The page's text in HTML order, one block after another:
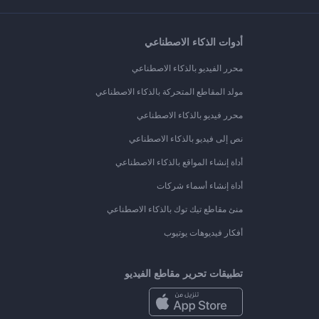
أدوات الذكاء الاصطناعي
محرر الفيديو بالذكاء الاصطناعي
مولد المقاطع المتحركة بالذكاء الاصطناعي
محرر فيديو بالذكاء الاصطناعي
نص إلى فيديو بالذكاء الاصطناعي
أداة إنشاء المواقع بالذكاء الاصطناعي
أداة إنشاء أسماء شركات
منئ مقاطع تيك توك بالذكاء الاصطناعي
أفكار فيديوهات يوتيوب
تطبيقات تحرير مقاطع الفيديو